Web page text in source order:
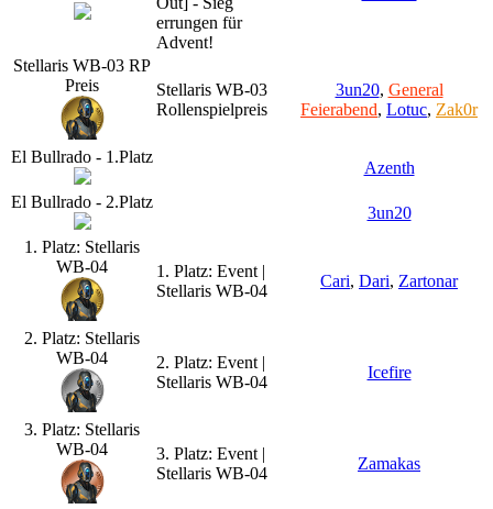
errungen für
Advent!
Stellaris WB-03 RP
Preis
Stellaris WB-03
Rollenspielpreis
3un20, General
Feierabend, Lotuc, Zak0r
El Bullrado - 1.Platz
Azenth
El Bullrado - 2.Platz
3un20
1. Platz: Stellaris
WB-04
1. Platz: Event |
Stellaris WB-04
Cari, Dari, Zartonar
2. Platz: Stellaris
WB-04
2. Platz: Event |
Stellaris WB-04
Icefire
3. Platz: Stellaris
WB-04
3. Platz: Event |
Stellaris WB-04
Zamakas